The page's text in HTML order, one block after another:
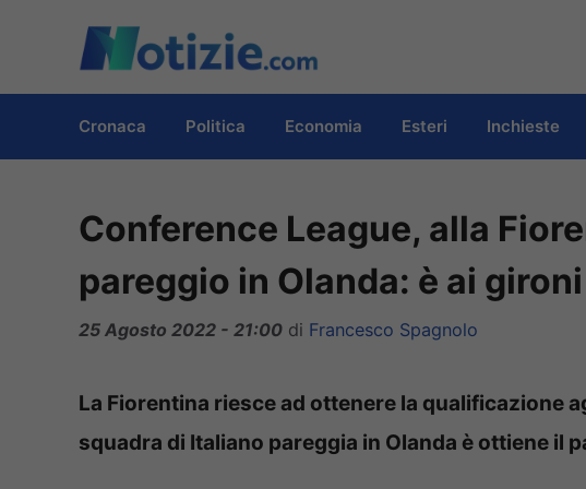
contenuto
Cronaca Politica Economia Esteri Inchieste
Conference League, alla
pareggio in Olanda: è ai gironi
25 Agosto 2022 - 21:00 di Francesco Spagnolo
La Fiorentina riesce ad ottenere la qualificazione
squadra di Italiano pareggia in Olanda è ottiene il